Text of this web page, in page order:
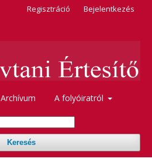
Archívum A folyóiratról
Keresés
Regisztráció Bejelentkezés